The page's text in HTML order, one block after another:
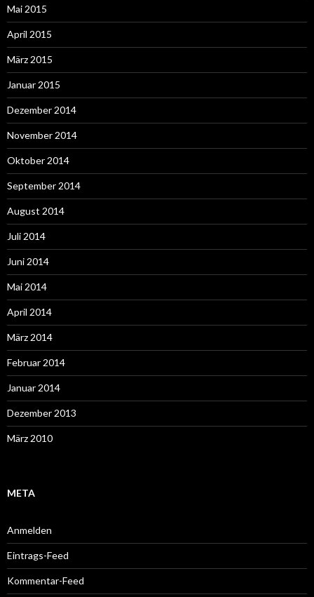
Mai 2015
April 2015
März 2015
Januar 2015
Dezember 2014
November 2014
Oktober 2014
September 2014
August 2014
Juli 2014
Juni 2014
Mai 2014
April 2014
März 2014
Februar 2014
Januar 2014
Dezember 2013
März 2010
META
Anmelden
Eintrags-Feed
Kommentar-Feed